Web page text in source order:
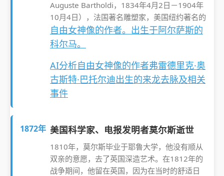
Auguste Bartholdi，1834年4月2日－1904年
10月4日），法国著名雕塑家，美国纽约著名的
自由女神像的作者。出生于阿尔萨斯的
科尔马。
AI分析自由女神像的作者弗雷德里克·奥
古斯特·巴托尔迪出生的来龙去脉及相关
事件
1872年 美国科学家、电报发明者莫尔斯逝世
1810年，莫尔斯毕业于耶鲁大学，他没有顺从
双亲的意愿，去了英国深造艺术。在1812年的
战争期间，他留在英国，因为在当时的舒适日